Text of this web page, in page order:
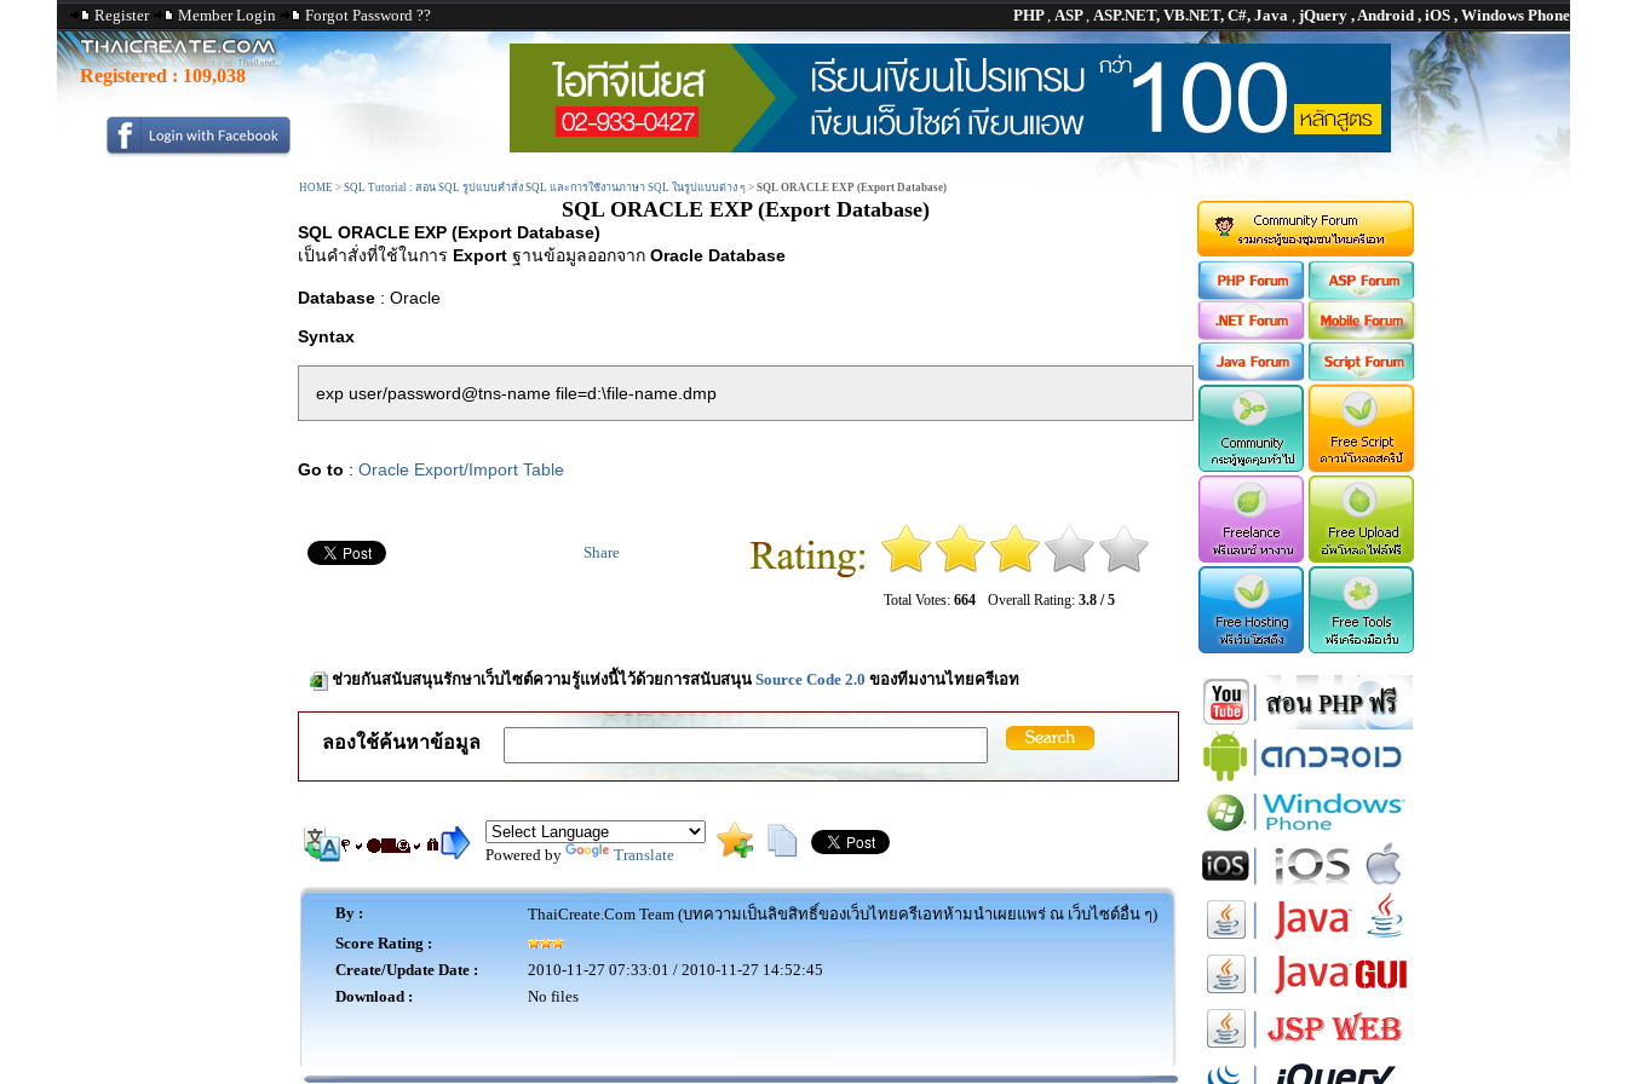
Register Member Login Forgot Password ?? PHP, ASP, ASP.NET, VB.NET, C#, Java , jQuery , Android , iOS , Windows Phone
Registered : 109,038
HOME > SQL Tutorial : สอน SQL รูปแบบคำสั่ง SQL และการใช้งานภาษา SQL ในรูปแบบต่าง ๆ > SQL ORACLE EXP (Export Database)
SQL ORACLE EXP (Export Database)
SQL ORACLE EXP (Export Database)
เป็นคำสั่งที่ใช้ในการ Export ฐานข้อมูลออกจาก Oracle Database
Database : Oracle
Syntax
exp user/password@tns-name file=d:\file-name.dmp
Go to : Oracle Export/Import Table
Total Votes: 664 Overall Rating: 3.8 / 5
Share
ช่วยกันสนับสนุนรักษาเว็บไซต์ความรู้แห่งนี้ไว้ด้วยการสนับสนุน Source Code 2.0 ของทีมงานไทยครีเอท
ลองใช้ค้นหาข้อมูล
Powered by Translate
By :
ThaiCreate.Com Team (บทความเป็นลิขสิทธิ์ของเว็บไทยครีเอทห้ามนำเผยแพร่ ณ เว็บไซต์อื่น ๆ)
Score Rating :
Create/Update Date :
2010-11-27 07:33:01 / 2010-11-27 14:52:45
Download :
No files